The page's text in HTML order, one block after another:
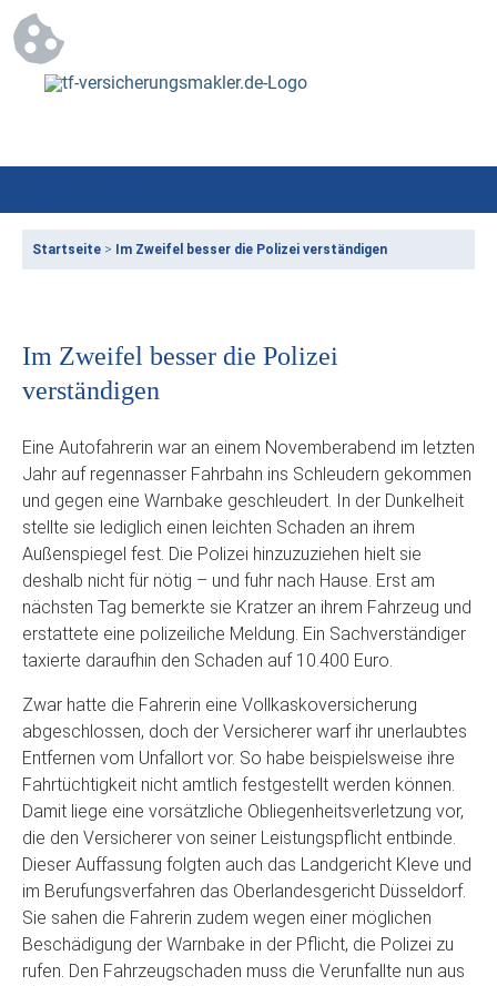
Startseite > Im Zweifel besser die Polizei verständigen
Im Zweifel besser die Polizei
verständigen
Eine Autofahrerin war an einem Novemberabend im letzten
Jahr auf regennasser Fahrbahn ins Schleudern gekommen
und gegen eine Warnbake geschleudert. In der Dunkelheit
stellte sie lediglich einen leichten Schaden an ihrem
Außenspiegel fest. Die Polizei hinzuzuziehen hielt sie
deshalb nicht für nötig – und fuhr nach Hause. Erst am
nächsten Tag bemerkte sie Kratzer an ihrem Fahrzeug und
erstattete eine polizeiliche Meldung. Ein Sachverständiger
taxierte daraufhin den Schaden auf 10.400 Euro.
Zwar hatte die Fahrerin eine Vollkaskoversicherung
abgeschlossen, doch der Versicherer warf ihr unerlaubtes
Entfernen vom Unfallort vor. So habe beispielsweise ihre
Fahrtüchtigkeit nicht amtlich festgestellt werden können.
Damit liege eine vorsätzliche Obliegenheitsverletzung vor,
die den Versicherer von seiner Leistungspflicht entbinde.
Dieser Auffassung folgten auch das Landgericht Kleve und
im Berufungsverfahren das Oberlandesgericht Düsseldorf.
Sie sahen die Fahrerin zudem wegen einer möglichen
Beschädigung der Warnbake in der Pflicht, die Polizei zu
rufen. Den Fahrzeugschaden muss die Verunfallte nun aus